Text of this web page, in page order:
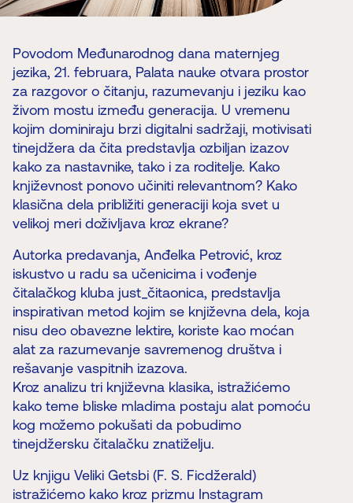
Povodom Međunarodnog dana maternjeg
jezika, 21. februara, Palata nauke otvara prostor
za razgovor o čitanju, razumevanju i jeziku kao
živom mostu između generacija. U vremenu
kojim dominiraju brzi digitalni sadržaji, motivisati
tinejdžera da čita predstavlja ozbiljan izazov
kako za nastavnike, tako i za roditelje. Kako
književnost ponovo učiniti relevantnom? Kako
klasična dela približiti generaciji koja svet u
velikoj meri doživljava kroz ekrane?
Autorka predavanja, Anđelka Petrović, kroz
iskustvo u radu sa učenicima i vođenje
čitalačkog kluba just_čitaonica, predstavlja
inspirativan metod kojim se književna dela, koja
nisu deo obavezne lektire, koriste kao moćan
alat za razumevanje savremenog društva i
rešavanje vaspitnih izazova.
Kroz analizu tri književna klasika, istražićemo
kako teme bliske mladima postaju alat pomoću
kog možemo pokušati da pobudimo
tinejdžersku čitalačku znatiželju.
Uz knjigu Veliki Getsbi (F. S. Ficdžerald)
istražićemo kako kroz prizmu Instagram